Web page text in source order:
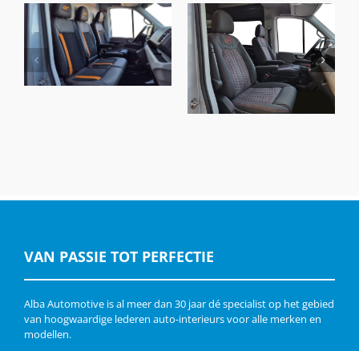
MAN TGE, Alba
Buffalino Zwart A-
0500
MAN TGE, Alba eco-
leather® zwart
VAN PASSIE TOT PERFECTIE
Alba Automotive is al meer dan 30 jaar dé specialist op het gebied
van hoogwaardige lederen auto-interieurs voor alle merken en
modellen.